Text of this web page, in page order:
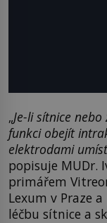
„Je-li sítnice
funkci obejít
elektrodami
popisuje MUDr.
primářem
Lexum v Praze
léčbu sítnice a